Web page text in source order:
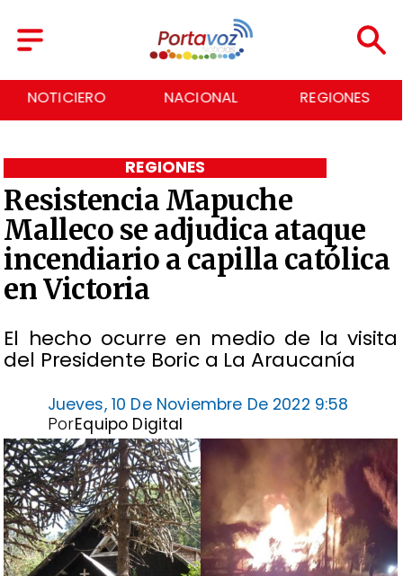
NACIONAL REGIONES ECONOMÍA
Resistencia Mapuche
Malleco se adjudica ataque
incendiario a capilla católica
en Victoria
El hecho ocurre en medio de la visita
del Presidente Boric a La Araucanía
REGIONES
Jueves, 10 De Noviembre De 2022 9:58
Equipo Digital
Por